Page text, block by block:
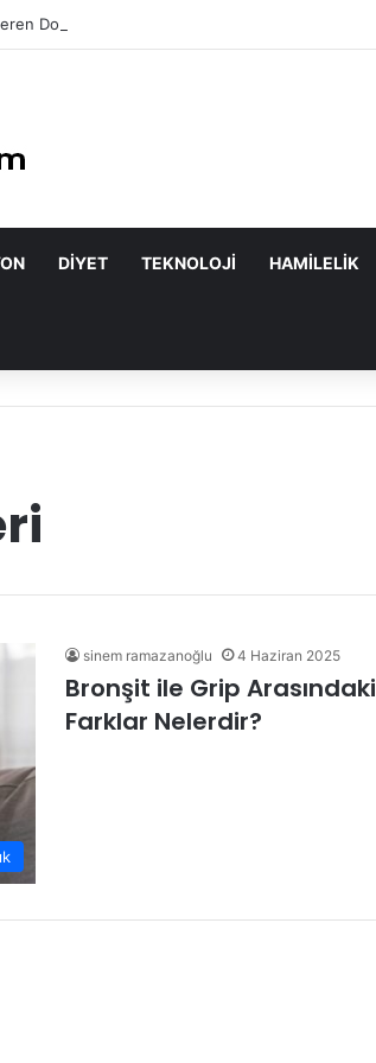
Doğal Maskeler Nasıl Yapılır?
DIYET TEKNOLOJI HAMILELIK
sinem ramazanoğlu 4 Haziran 2025
Bronşit ile Grip Arasındaki
Farklar Nelerdir?